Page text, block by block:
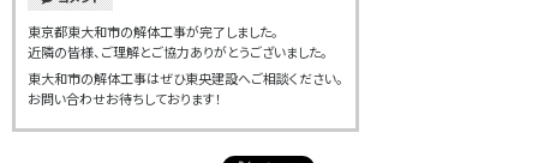
東京都東大和市の解体工事が完了しました。
近隣の皆様、ご理解とご協力ありがとうございました。
東大和市の解体工事はぜひ東央建設へご相談ください。
お問い合わせお待ちしております！